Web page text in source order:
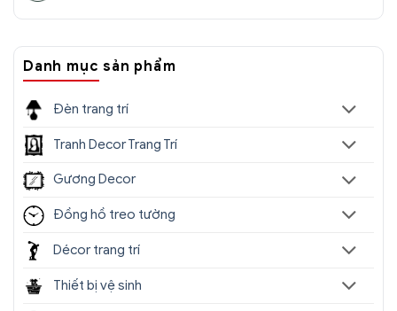
=> Tham khảo thêm 100+ mẫu đèn trang trí khuyến
tri
Danh mục sản phẩm
Đèn trang trí
Tranh Decor Trang Trí
Gương Decor
Đồng hồ treo tường
Décor trang trí
Thiết bị vệ sinh